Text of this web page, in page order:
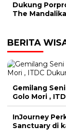
Dukung
The
BERITA
Gemilang
Golo Mori ,
InJourney
Sanctuary di